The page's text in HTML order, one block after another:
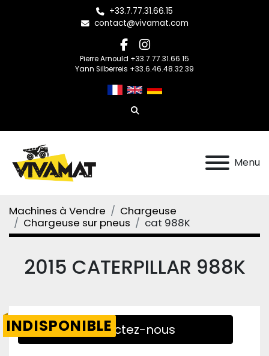
+33.7.77.31.66.15
contact@vivamat.com
facebook
instagram
Pierre Arnould +33.7.77.31.66.15
Yann Silberreis +33.6.46.48.32.39
Rechercher
Menu
Machines à Vendre
Chargeuse
Chargeuse sur pneus
cat 988K
2015 CATERPILLAR 988K
INDISPONIBLEContactez-nous